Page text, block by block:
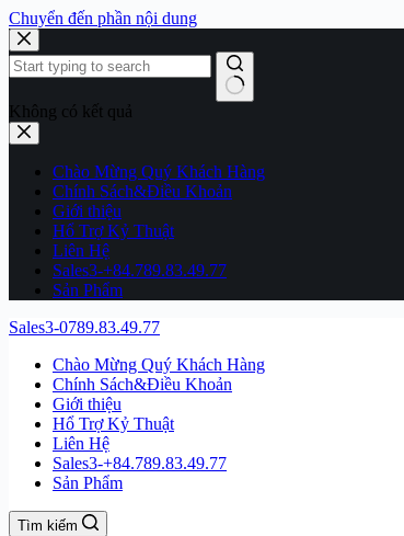
Chuyển đến phần nội dung
Không có kết quả
Chào Mừng Quý Khách Hàng
Chính Sách&Điều Khoản
Giới thiệu
Hổ Trợ Kỷ Thuật
Liên Hệ
Sales3-+84.789.83.49.77
Sản Phẩm
Sales3-0789.83.49.77
Chào Mừng Quý Khách Hàng
Chính Sách&Điều Khoản
Giới thiệu
Hổ Trợ Kỷ Thuật
Liên Hệ
Sales3-+84.789.83.49.77
Sản Phẩm
Tìm kiếm